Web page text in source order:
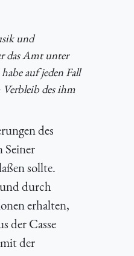
und
das Amt unter
auf jeden Fall
Verbleib des ihm
des
Seiner
sollte.
durch
erhalten,
der Casse
der